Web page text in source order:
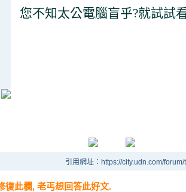
您不知太公電腦盲乎?就試試
引用網址：https://city.udn.com/
復此欄, 老丐想回答此好文.